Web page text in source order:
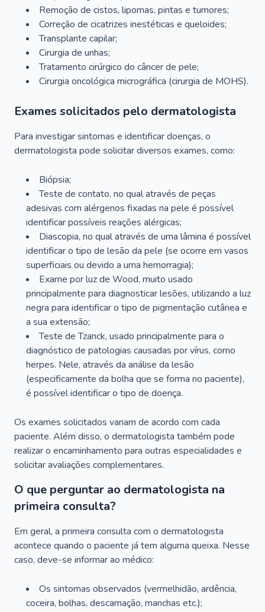
Remoção de cistos, lipomas, pintas e tumores;
Correção de cicatrizes inestéticas e queloides;
Transplante capilar;
Cirurgia de unhas;
Tratamento cirúrgico do câncer de pele;
Cirurgia oncológica micrográfica (cirurgia de MOHS).
Exames solicitados pelo dermatologista
Para investigar sintomas e identificar doenças, o
dermatologista pode solicitar diversos exames, como:
Biópsia;
Teste de contato, no qual através de peças
adesivas com alérgenos fixadas na pele é possível
identificar possíveis reações alérgicas;
Diascopia, no qual através de uma lâmina é possível
identificar o tipo de lesão da pele (se ocorre em vasos
superficiais ou devido a uma hemorragia);
Exame por luz de Wood, muito usado
principalmente para diagnosticar lesões, utilizando a luz
negra para identificar o tipo de pigmentação cutânea e
a sua extensão;
Teste de Tzanck, usado principalmente para o
diagnóstico de patologias causadas por vírus, como
herpes. Nele, através da análise da lesão
(especificamente da bolha que se forma no paciente),
é possível identificar o tipo de doença.
Os exames solicitados variam de acordo com cada
paciente. Além disso, o dermatologista também pode
realizar o encaminhamento para outras especialidades e
solicitar avaliações complementares.
O que perguntar ao dermatologista na
primeira consulta?
Em geral, a primeira consulta com o dermatologista
acontece quando o paciente já tem alguma queixa. Nesse
caso, deve-se informar ao médico:
Os sintomas observados (vermelhidão, ardência,
coceira, bolhas, descamação, manchas etc.);